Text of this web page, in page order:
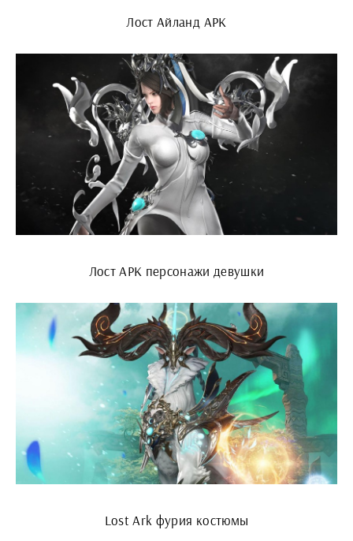
Лост Айланд АРК
Лост АРК персонажи девушки
Lost Ark фурия костюмы